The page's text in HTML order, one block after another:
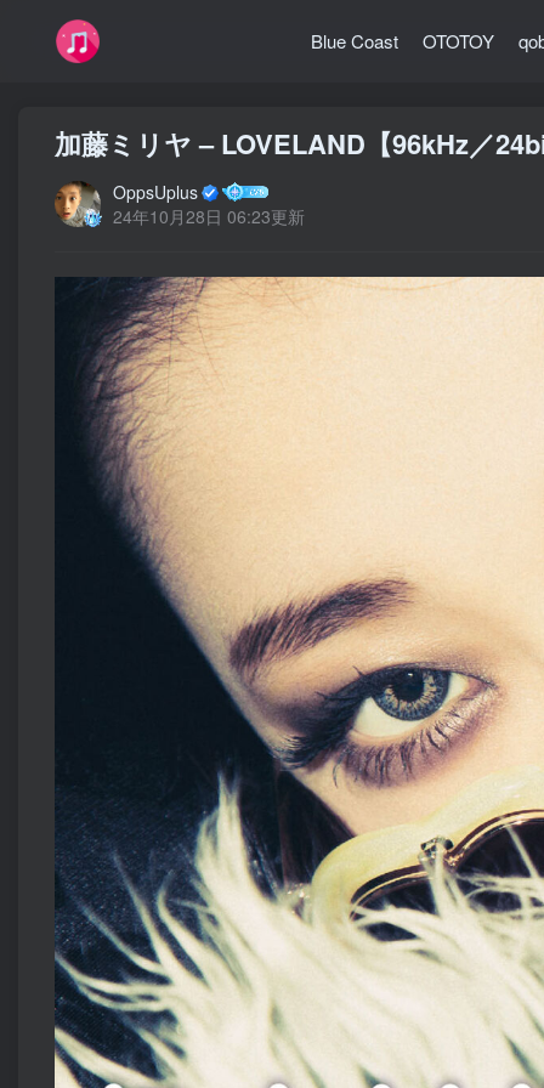
Blue Coast OTOTOY
加藤ミリヤ – LOVELAND【96kHz／
OppsUplus
24年10月28日 06:23更新